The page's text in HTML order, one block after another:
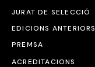
JURAT DE SELECCIÓ
EDICIONS ANTERIORS
PREMSA
ACREDITACIONS